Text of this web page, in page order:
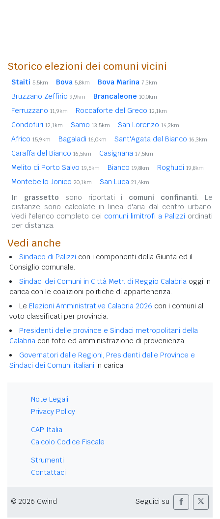
Storico elezioni dei comuni vicini
Staiti 5,5km Bova 5,8km Bova Marina 7,3km
Bruzzano Zeffirio 9,9km Brancaleone 10,0km
Ferruzzano 11,9km Roccaforte del Greco 12,1km
Condofuri 12,1km Samo 13,5km San Lorenzo 14,2km
Africo 15,9km Bagaladi 16,0km Sant'Agata del Bianco 16,3km
Caraffa del Bianco 16,5km Casignana 17,5km
Melito di Porto Salvo 19,5km Bianco 19,8km Roghudi 19,8km
Montebello Jonico 20,1km San Luca 21,4km
In grassetto sono riportati i comuni confinanti. Le
distanze sono calcolate in linea d'aria dal centro urbano.
Vedi l'elenco completo dei comuni limitrofi a Palizzi ordinati
per distanza.
Vedi anche
Sindaco di Palizzi con i componenti della Giunta ed il
Consiglio comunale.
Sindaci dei Comuni in Città Metr. di Reggio Calabria oggi in
carica con le coalizioni politiche di appartenenza.
Le Elezioni Amministrative Calabria 2026 con i comuni al
voto classificati per provincia.
Presidenti delle province e Sindaci metropolitani della
Calabria con foto ed amministrazione di provenienza.
Governatori delle Regioni, Presidenti delle Province e
Sindaci dei Comuni italiani in carica.
Note Legali
Privacy Policy
CAP Italia
Calcolo Codice Fiscale
Strumenti
Contattaci
© 2026 Gwind Seguici su